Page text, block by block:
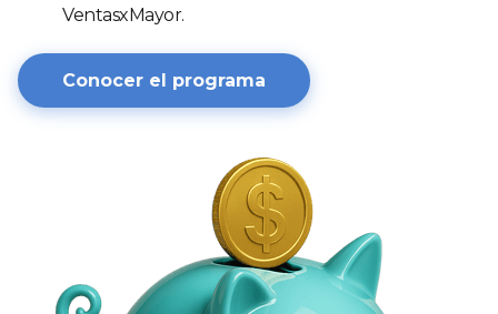
VentasxMayor.
Conocer el programa